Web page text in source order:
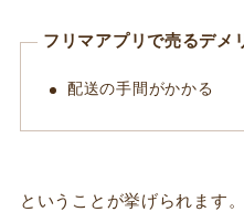
フリマアプリで売るデメ
配送の手間がかかる
ということが挙げられます。